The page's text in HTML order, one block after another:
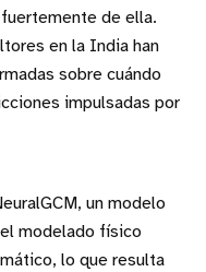
de ella.
en la India han
sobre cuándo
impulsadas por
un modelo
modelado físico
lo que resulta